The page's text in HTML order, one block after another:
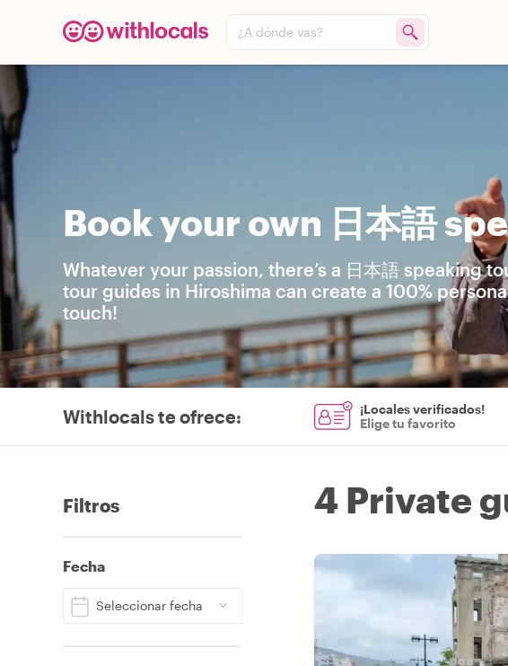
¿A dónde vas?
Book your own 日本語
Whatever your passion, there’s a 日本語 speaking
tour guides in Hiroshima can create a 100%
touch!
Withlocals te ofrece:
¡Locales verificados!
Elige tu favorito
Filtros
Fecha
Seleccionar fecha
4 Private